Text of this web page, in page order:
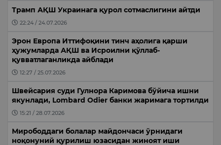
Трамп АҚШ Украинага қурол сотмаслигини айтди
22:24 / 24.07.2026
Эрон Европа Иттифоқини тинч аҳолига қарши
ҳужумларда АҚШ ва Исроилни қўллаб-
қувватлаганликда айблади
12:27 / 25.07.2026
Швейсария суди Гулнора Каримова бўйича ишни
якунлади, Lombard Odier банки жаримага тортилди
15:21 / 28.07.2026
Мирободдаги болалар майдончаси ўрнидаги
ноқонуний қурилиш юзасидан жиноят иши